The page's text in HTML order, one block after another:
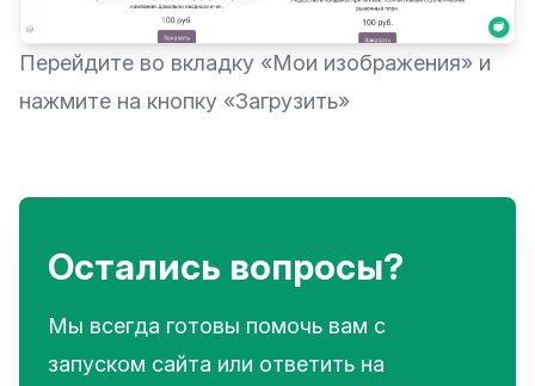
Перейдите во вкладку «‎Мои изображения»‎ и
нажмите на кнопку «‎Загрузить»
Остались вопросы?
Мы всегда готовы помочь вам с
запуском сайта или ответить на